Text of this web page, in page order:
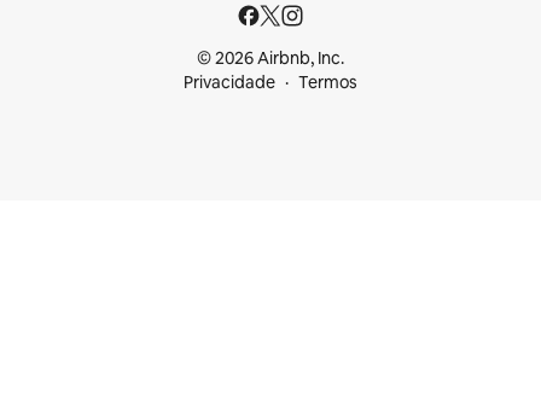
© 2026 Airbnb, Inc.
Privacidade
Termos